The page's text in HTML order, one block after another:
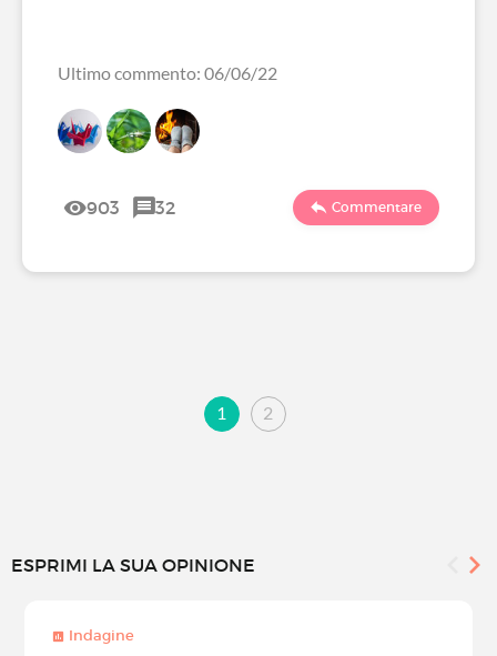
Ultimo commento: 06/06/22
903 32 Commentare
1 2
ESPRIMI LA SUA OPINIONE
Indagine